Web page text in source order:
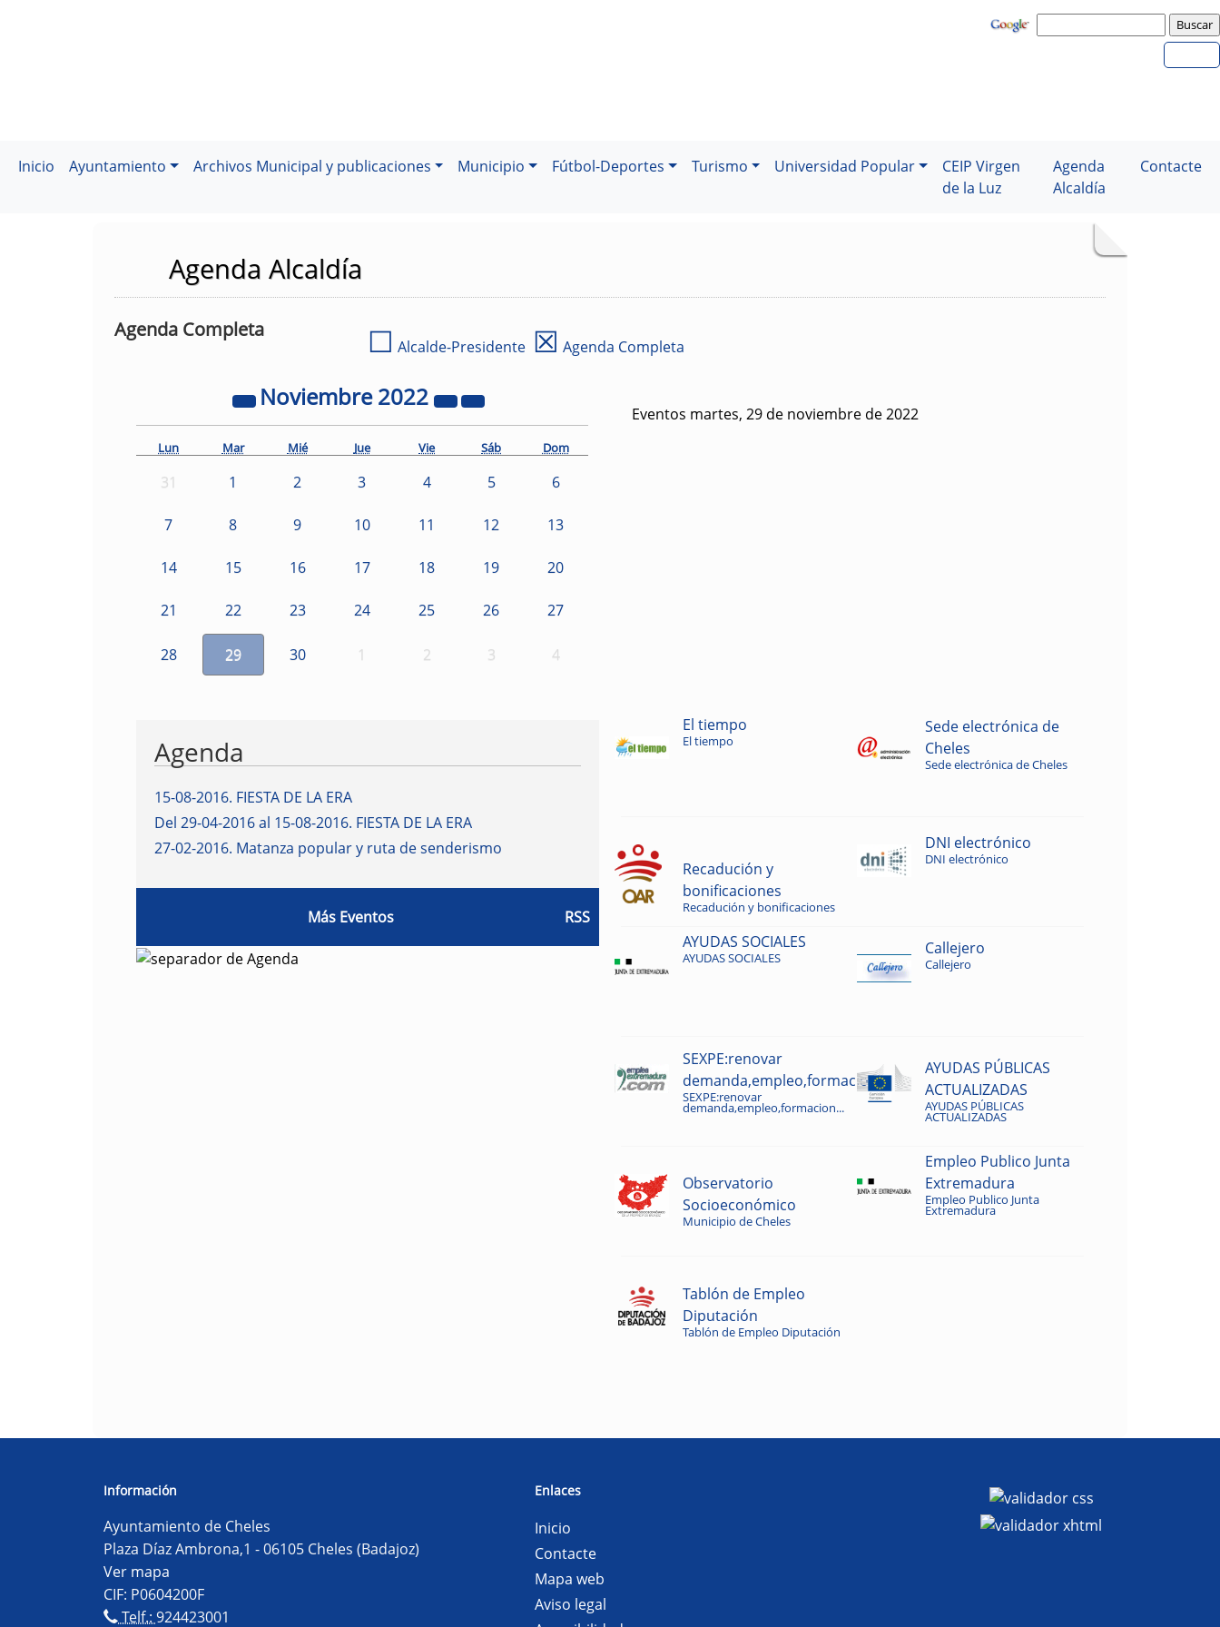
Inicio Ayuntamiento Archivos Municipal y publicaciones Municipio Fútbol-Deportes Turismo Universidad Popular
CEIP Virgen
de la Luz
Agenda
Alcaldía
Contacte
Agenda Alcaldía
Agenda Completa ☐ Alcalde-Presidente ☒ Agenda Completa
Noviembre2022
Lun Mar Mié Jue Vie Sáb Dom
31 1 2 3 4 5 6
7 8 9 10 11 12 13
14 15 16 17 18 19 20
21 22 23 24 25 26 27
28 29 30 1 2 3 4
Eventos martes, 29 de noviembre de 2022
Agenda
15-08-2016. FIESTA DE LA ERA
Del 29-04-2016 al 15-08-2016. FIESTA DE LA ERA
27-02-2016. Matanza popular y ruta de senderismo
Más Eventos RSS
El tiempo
El tiempo
Sede electrónica de
Cheles
Sede electrónica de Cheles
Recadución y
bonificaciones
Recadución y bonificaciones
DNI electrónico
DNI electrónico
AYUDAS SOCIALES
AYUDAS SOCIALES
Callejero
Callejero
SEXPE:renovar
demanda,empleo,formacion...
SEXPE:renovar
demanda,empleo,formacion...
AYUDAS PÚBLICAS
ACTUALIZADAS
AYUDAS PÚBLICAS
ACTUALIZADAS
Observatorio
Socioeconómico
Municipio de Cheles
Empleo Publico Junta
Extremadura
Empleo Publico Junta
Extremadura
Tablón de Empleo
Diputación
Tablón de Empleo Diputación
Información
Ayuntamiento de Cheles
Plaza Díaz Ambrona,1 - 06105 Cheles (Badajoz)
Ver mapa
CIF: P0604200F
Telf.:924423001
Enlaces
Inicio
Contacte
Mapa web
Aviso legal